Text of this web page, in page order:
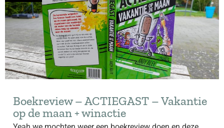
Boekreview – ACTIEGAST – Vakantie
op de maan + winactie